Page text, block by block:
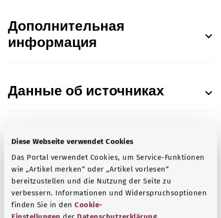
Diese Webseite verwendet Cookies
Das Portal verwendet Cookies, um Service-Funktionen
wie „Artikel merken“ oder „Artikel vorlesen“
bereitzustellen und die Nutzung der Seite zu
verbessern. Informationen und Widerspruchsoptionen
finden Sie in den Cookie-
Дополнительная
информация
Данные об источниках
Wirtschaftlichkeit im Gesundheitswesen (IQWiG,
Институт качества и эффективности в
здравоохранении).
Состояние:08.03.2024